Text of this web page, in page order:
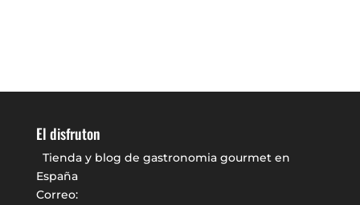
El disfruton
Tienda y blog de gastronomia gourmet en
España
Correo: